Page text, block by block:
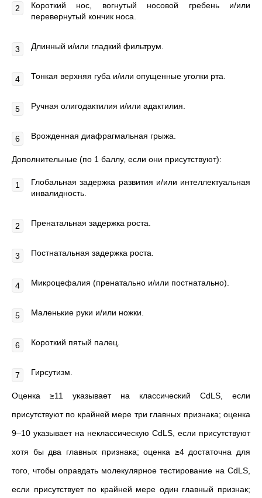
Короткий нос, вогнутый носовой гребень и/или
перевернутый кончик носа.
Длинный и/или гладкий фильтрум.
Тонкая верхняя губа и/или опущенные уголки рта.
Ручная олигодактилия и/или адактилия.
Врожденная диафрагмальная грыжа.
Дополнительные (по 1 баллу, если они присутствуют):
Глобальная задержка развития и/или интеллектуальная
инвалидность.
Пренатальная задержка роста.
Постнатальная задержка роста.
Микроцефалия (пренатально и/или постнатально).
Маленькие руки и/или ножки.
Короткий пятый палец.
Гирсутизм.
Оценка ≥11 указывает на классический CdLS, если
присутствуют по крайней мере три главных признака; оценка
9–10 указывает на неклассическую CdLS, если присутствуют
хотя бы два главных признака; оценка ≥4 достаточна для
того, чтобы оправдать молекулярное тестирование на CdLS,
если присутствует по крайней мере один главный признак;